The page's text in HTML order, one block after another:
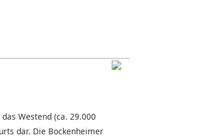
Westend (ca. 29.000
dar. Die Bockenheimer